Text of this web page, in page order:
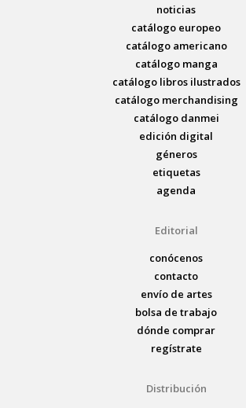
noticias
catálogo europeo
catálogo americano
catálogo manga
catálogo libros ilustrados
catálogo merchandising
catálogo danmei
edición digital
géneros
etiquetas
agenda
Editorial
conócenos
contacto
envío de artes
bolsa de trabajo
dónde comprar
regístrate
Distribución